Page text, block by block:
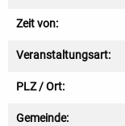
Zeit von:
Veranstaltungsart:
PLZ / Ort:
Gemeinde: